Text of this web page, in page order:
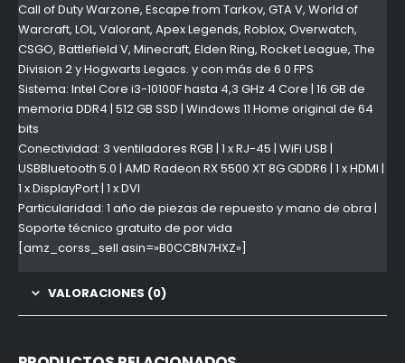
Call of Duty Warzone, Escape from Tarkov, GTA V, World of
Warcraft, LOL, Valorant, Apex Legends, Roblox, Overwatch,
CSGO, Battlefield V, Minecraft, Elden Ring, Rocket League, The
Division 2 y Hogwarts Legacs. y con más de 6 0 FPS
Sistema: Intel Core i3-10100F hasta 4,3 GHz 4 Core | 16 GB de
memoria DDR4 | 512 GB SSD | Windows 11 Home original de 64
bits
Conectividad: 3 ventiladores RGB | 1 x RJ-45 | WiFi USB |
USBBluetooth 5.0 | AMD Radeon RX 5500 XT 8G GDDR6 | 1 x HDMI |
1 x DisplayPort | 1 x DVI
Particularidad: 1 año de piezas de repuesto y mano de obra |
Soporte técnico gratuito de por vida
[amz_corss_sell asin=»B0CCBN7HXZ»]
VALORACIONES (0)